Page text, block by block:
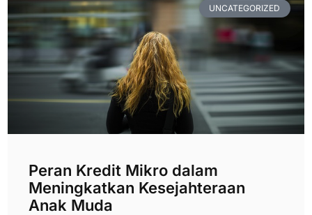
UNCATEGORIZED
Peran Kredit Mikro dalam
Meningkatkan Kesejahteraan
Anak Muda